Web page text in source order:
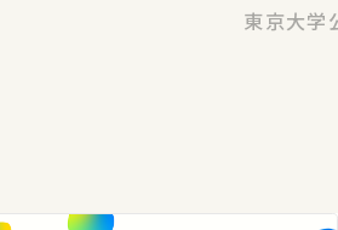
東京大学